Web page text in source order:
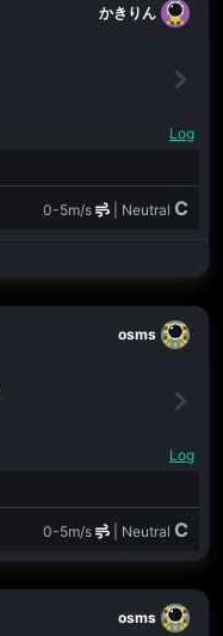
かきりん
Log
0-5m/s | Neutral C
osms
Log
0-5m/s | Neutral C
osms